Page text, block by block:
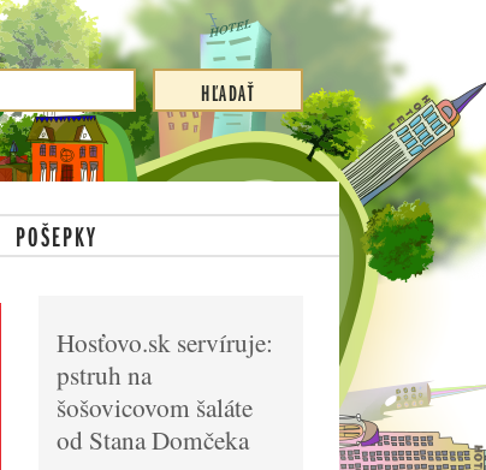
POŠEPKY
Hosťovo.sk servíruje:
pstruh na
šošovicovom šaláte
od Stana Domčeka